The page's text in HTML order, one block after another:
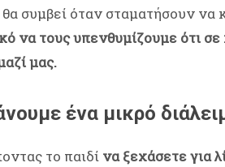
θα συμβεί όταν σταματήσουν
να τους υπενθυμίζουμε ότι σε
μας.
ένα μικρό
το παιδί να ξεχάσετε για